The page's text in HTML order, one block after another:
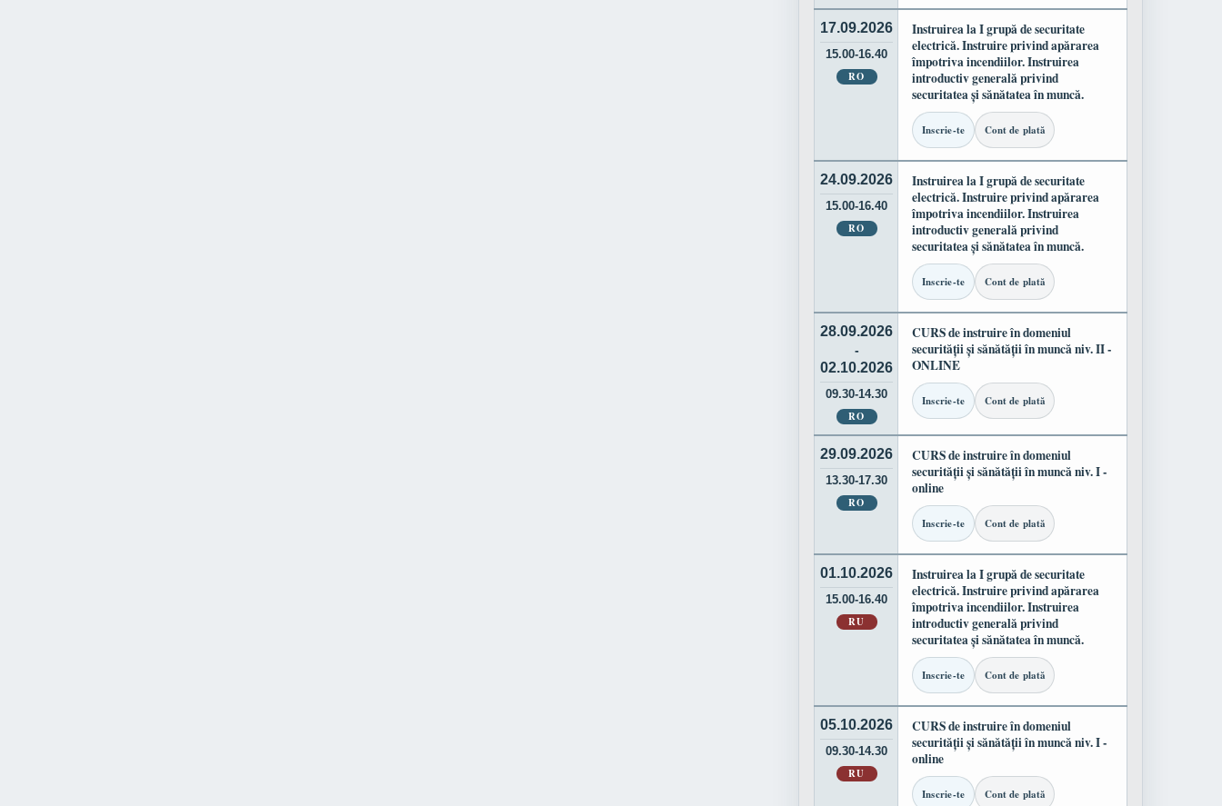
17.09.2026
15.00-16.40
RO
Instruirea la I grupă de securitate
electrică. Instruire privind apărarea
împotriva incendiilor. Instruirea
introductiv generală privind
securitatea și sănătatea în muncă.
Inscrie-te Cont de plată
24.09.2026
15.00-16.40
RO
Instruirea la I grupă de securitate
electrică. Instruire privind apărarea
împotriva incendiilor. Instruirea
introductiv generală privind
securitatea și sănătatea în muncă.
Inscrie-te Cont de plată
28.09.2026
-
02.10.2026
09.30-14.30
RO
CURS de instruire în domeniul
securității și sănătății în muncă niv. II -
ONLINE
Inscrie-te Cont de plată
29.09.2026
13.30-17.30
RO
CURS de instruire în domeniul
securității și sănătății în muncă niv. I -
online
Inscrie-te Cont de plată
01.10.2026
15.00-16.40
RU
Instruirea la I grupă de securitate
electrică. Instruire privind apărarea
împotriva incendiilor. Instruirea
introductiv generală privind
securitatea și sănătatea în muncă.
Inscrie-te Cont de plată
05.10.2026
09.30-14.30
RU
CURS de instruire în domeniul
securității și sănătății în muncă niv. I -
online
Inscrie-te Cont de plată